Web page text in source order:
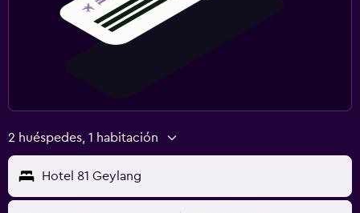
2 huéspedes, 1 habitación
Hotel 81 Geylang